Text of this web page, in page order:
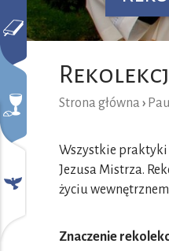
Strona główna ›
Wszystkie praktyki
Jezusa Mistrza.
życiu
Znaczenie